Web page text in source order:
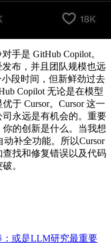
是 GitHub Copilot。
发布，并且团队规模也远
小段时间，但新鲜劲过去
Copilot 无论是在模型
于 Cursor。Cursor 这一
永远是有机会的。重要
的创新是什么。当我想
补全功能。所以Cursor
找和修复错误以及代码
。
：或是LLM研究最重要